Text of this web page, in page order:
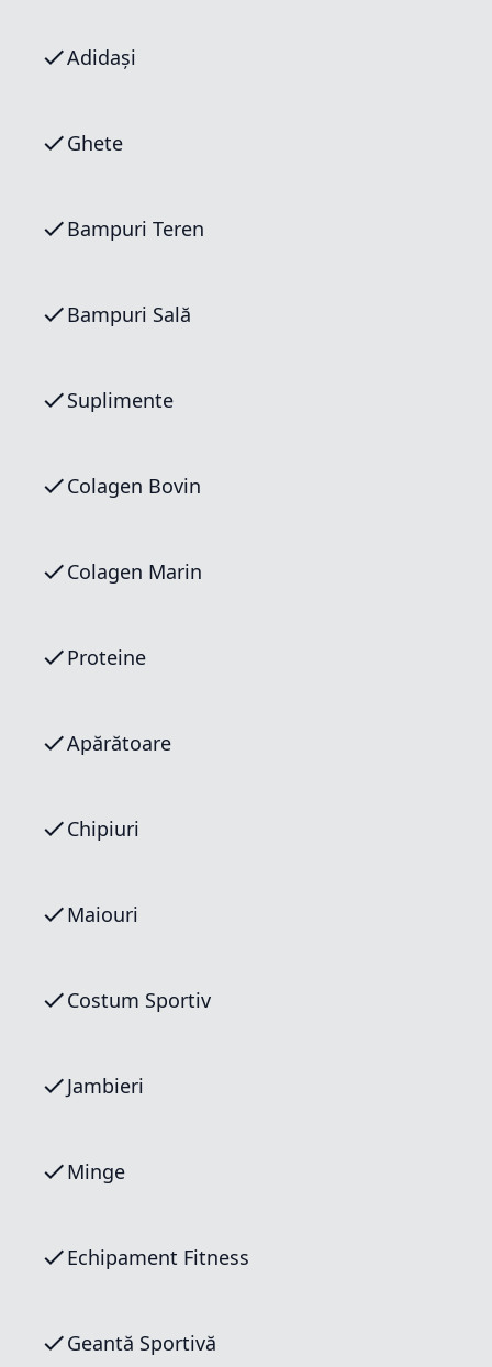
Adidași
Ghete
Bampuri Teren
Bampuri Sală
Suplimente
Colagen Bovin
Colagen Marin
Proteine
Apărătoare
Chipiuri
Maiouri
Costum Sportiv
Jambieri
Minge
Echipament Fitness
Geantă Sportivă